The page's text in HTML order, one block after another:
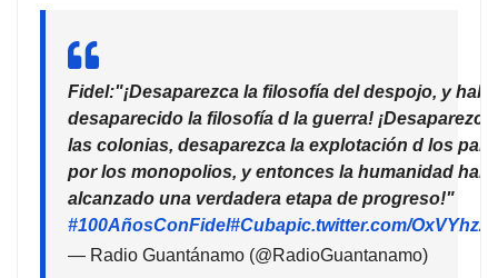
Fidel:"¡Desaparezca la filosofía del despojo, y
desaparecido la filosofía d la guerra!
las colonias, desaparezca la explotación d los
por los monopolios, y entonces la humanidad
alcanzado una verdadera etapa de progreso!"
#100AñosConFidel#Cubapic.twitter.com/
— Radio Guantánamo (@RadioGuantanamo)